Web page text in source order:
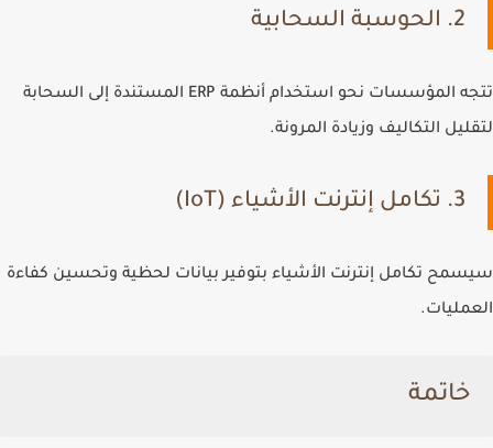
2. الحوسبة السحابية
تتجه المؤسسات نحو استخدام أنظمة ERP المستندة إلى السحابة
لتقليل التكاليف وزيادة المرونة.
3. تكامل إنترنت الأشياء (IoT)
سيسمح تكامل إنترنت الأشياء بتوفير بيانات لحظية وتحسين كفاءة
العمليات.
خاتمة